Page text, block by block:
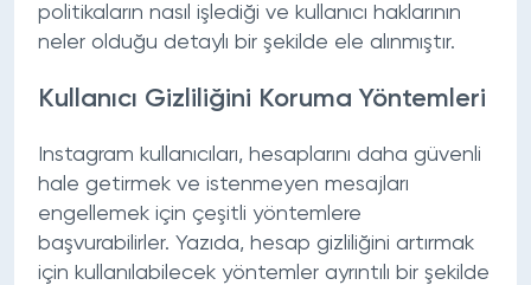
politikaların nasıl işlediği ve kullanıcı haklarının
neler olduğu detaylı bir şekilde ele alınmıştır.
Kullanıcı Gizliliğini Koruma Yöntemleri
Instagram kullanıcıları, hesaplarını daha güvenli
hale getirmek ve istenmeyen mesajları
engellemek için çeşitli yöntemlere
başvurabilirler. Yazıda, hesap gizliliğini artırmak
için kullanılabilecek yöntemler ayrıntılı bir şekilde